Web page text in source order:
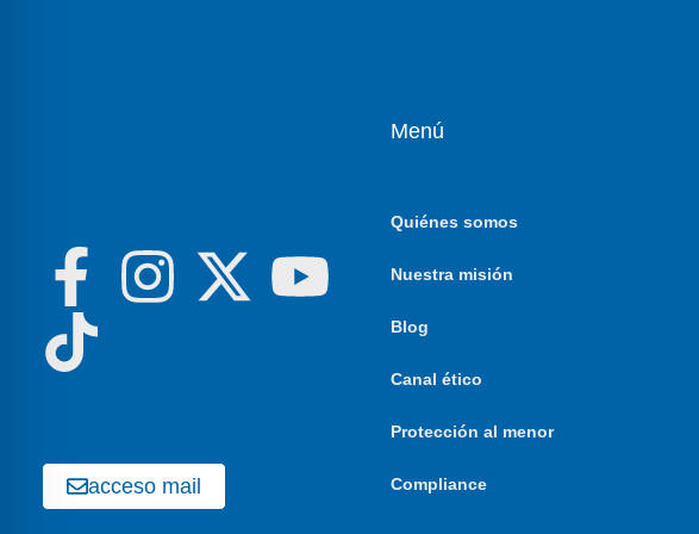
acceso mail
Menú
Quiénes somos
Nuestra misión
Blog
Canal ético
Protección al menor
Compliance